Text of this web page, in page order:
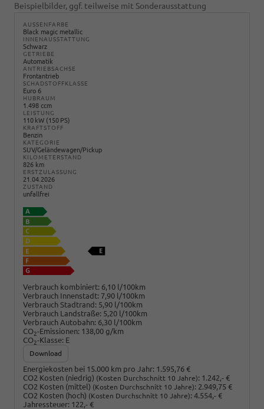
Beispielbilder, ggf. teilweise mit Sonderausstattung
AUSSENFARBE
Black magic metallic
INNENAUSSTATTUNG
Schwarz
GETRIEBE
Automatik
ANTRIEBSACHSE
Frontantrieb
SCHADSTOFFKLASSE
Euro 6
HUBRAUM
1.498 ccm
LEISTUNG
110 kW (150 PS)
KRAFTSTOFF
Benzin
KATEGORIE
SUV/Geländewagen/Pickup
KILOMETERSTAND
826 km
ERSTZULASSUNG
21.04.2026
ZUSTAND
unfallfrei
Verbrauch kombiniert: 6,10 l/100km
Verbrauch Innenstadt: 7,90 l/100km
Verbrauch Stadtrand: 5,90 l/100km
Verbrauch Landstraße: 5,20 l/100km
Verbrauch Autobahn: 6,30 l/100km
CO2-Emissionen: 138,00 g/km
CO2-Klasse: E
Download
Energiekosten bei 15.000 km pro Jahr: 1.595,76 €
CO2 Kosten (niedrig) (Kosten Durchschnitt 10 Jahre): 1.242,- €
CO2 Kosten (mittel) (Kosten Durchschnitt 10 Jahre): 2.949,75 €
CO2 Kosten (hoch) (Kosten Durchschnitt 10 Jahre): 4.554,- €
Jahressteuer: 122,- €